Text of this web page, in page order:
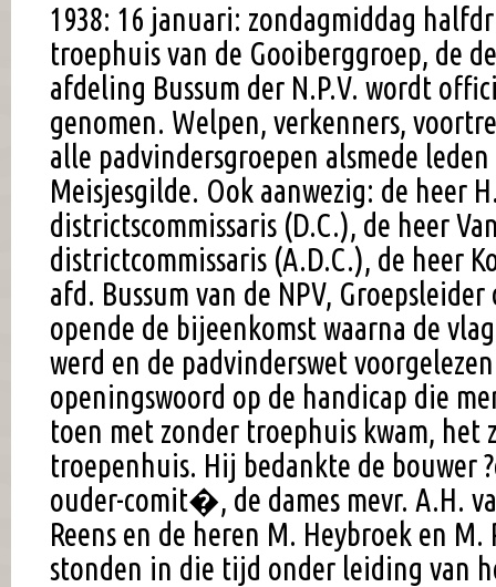
1938: 16 januari: zondagmiddag
troephuis van de Gooiberggroep, de
afdeling Bussum der N.P.V. wordt
genomen. Welpen, verkenners,
alle padvindersgroepen alsmede
Meisjesgilde. Ook aanwezig: de heer
districtscommissaris (D.C.), de heer
districtcommissaris (A.D.C.), de heer
afd. Bussum van de NPV,
opende de bijeenkomst waarna de
werd en de padvinderswet
openingswoord op de handicap die
toen met zonder troephuis kwam, het
troepenhuis. Hij bedankte de bouwer
ouder-comit�, de dames mevr. A.H.
Reens en de heren M. Heybroek en M.
stonden in die tijd onder leiding van